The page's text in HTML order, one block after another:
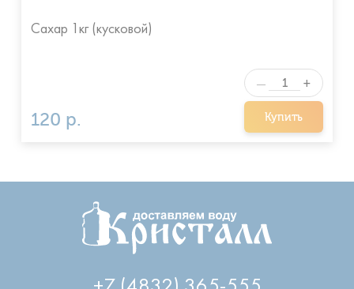
Сахар 1кг (кусковой)
120 р. Купить
— +
+7 (4832) 365-555